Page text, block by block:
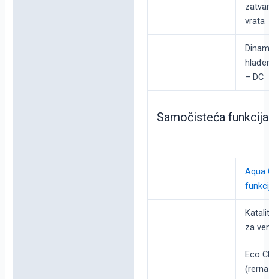
vrata
– DC
Samočisteća funkcija
Aqua
za
Eco